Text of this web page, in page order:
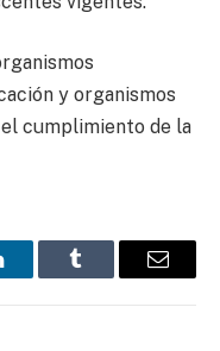
y organismos
cumplimiento de la
Tumblr Email